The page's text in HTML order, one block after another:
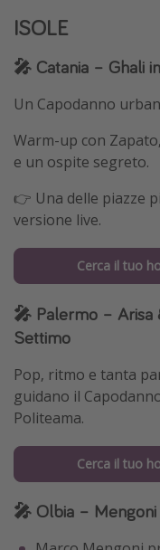
ISOLE
🎤 Catania – Ghali
Un Capodanno
Warm-up con
e un ospite segreto.
👉 Una delle piazze
versione live.
Cerca il tuo
🎤 Palermo – Arisa
Settimo
Pop, ritmo e tanta
guidano il
Politeama.
Cerca il tuo
🎤 Olbia –